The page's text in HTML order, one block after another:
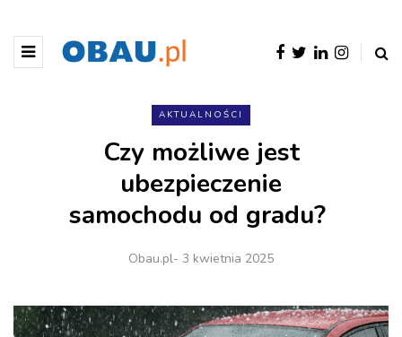
AKTUALNOŚCI
Czy możliwe jest
ubezpieczenie
samochodu od gradu?
Obau.pl- 3 kwietnia 2025